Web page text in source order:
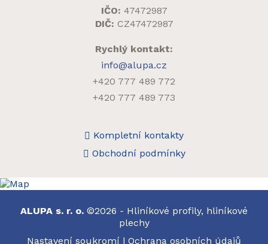
IČO: 47472987
DIČ: CZ47472987
Rychlý kontakt:
info@alupa.cz
+420 777 489 772
+420 777 489 773
Kompletní kontakty
Obchodní podmínky
ALUPA s. r. o. ©2026 - Hliníkové profily, hliníkové
plechy
Nastavení soukromí | Ochrana osobních údajů